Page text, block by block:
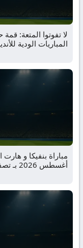
لا تفوتوا المتعة:
المباريات الودية
أغسطس 2026 بـ تصفيات الدوري الاوروبي – الدور 3